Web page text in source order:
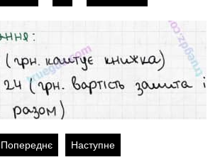
Попереднє Наступне